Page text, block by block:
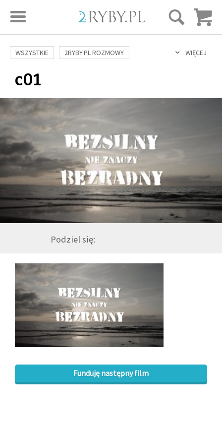
STRONA GŁÓWNA
AUTORZY
BLOG
SKLEP
KSIĄŻKI
AUDIOBOOKI
DRUŻYNA
WESPRZYJ NAS
PARTNERZY
NEWSLETTER
WIĘCEJ
WSZYSTKIE 2RYBY.PL ROZMOWY
SAME DOBRE WIADOMOŚCI
BUDOWANIE WIĘZI
KOBIETA MĘŻCZYZNA
KULTURA ŚWIĘCI SEKS IN VITRO
c01
Podziel się:
Funduję następny film